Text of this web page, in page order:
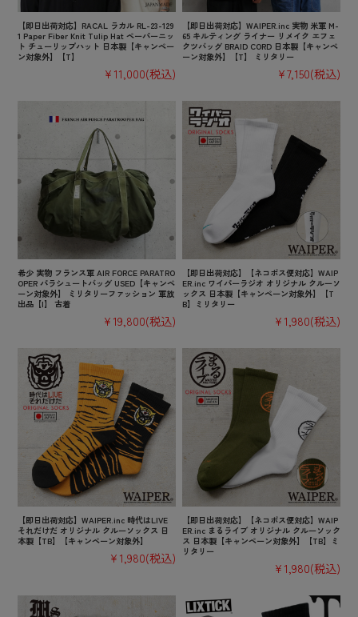
【即日出荷対応】RACAL ラカル RL-23-129
1 Paper Fiber Knit Tulip Hat ペーパーニッ
ト チューリップハット 日本製【キャンペー
ン対象外】【T】
¥11,000(税込)
【即日出荷対応】WAIPER.inc 実物 米軍 M-
65 キルティング ライナー リメイク エフェ
クツバッグ BRAID CORD 日本製【キャンペ
ーン対象外】【T】 ミリタリー
¥7,150(税込)
希少 実物 フランス軍 AIR FORCE PARATRO
OPER パラシュートバッグ USED【キャンペ
ーン対象外】 ミリタリーファッション 軍放
出品【I】 古着
¥19,800(税込)
【即日出荷対応】【ネコポス便対応】WAIP
ER.inc ワイパーラジオ オリジナル クルーソ
ックス 日本製【キャンペーン対象外】【T
B】ミリタリー
¥1,980(税込)
【即日出荷対応】WAIPER.inc 時代はLIVE
それだけだ オリジナル クルーソックス 日
本製【TB】【キャンペーン対象外】
¥1,980(税込)
【即日出荷対応】【ネコポス便対応】WAIP
ER.inc まるライブ オリジナル クルーソック
ス 日本製【キャンペーン対象外】【TB】ミ
リタリー
¥1,980(税込)